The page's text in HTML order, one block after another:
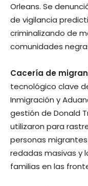
Orleans. Se
de vigilancia
criminalizando de
comunidades
Cacería de
tecnológico clave
Inmigración y
gestión de Donald
utilizaron para
personas
redadas masivas y
familias en las